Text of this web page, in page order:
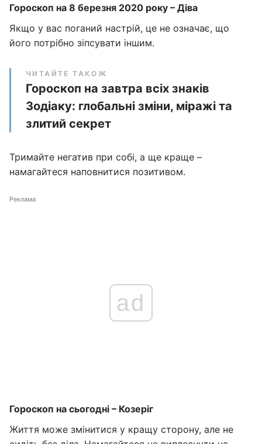
Гороскоп на 8 березня 2020 року – Діва
Якщо у вас поганий настрій, це не означає, що
його потрібно зіпсувати іншим.
ЧИТАЙТЕ ТАКОЖ
Гороскоп на завтра всіх знаків
Зодіаку: глобальні зміни, міражі та
злитий секрет
Тримайте негатив при собі, а ще краще –
намагайтеся наповнитися позитивом.
Реклама
ad
Гороскоп на сьогодні – Козеріг
Життя може змінитися у кращу сторону, але не